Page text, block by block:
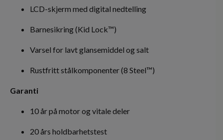
LCD-skjerm med digital nedtelling
Barnesikring (Kid Lock™)
Varsel for lavt glansemiddel og salt
Rustfritt stålkomponenter (8 Steel™)
Garanti
10 år på motor og vitale deler
20 års holdbarhetstest